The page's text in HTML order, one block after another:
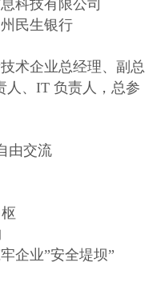
科技有限公司
民生银行
术企业总经理、副总
人、IT 负责人，总参
由交流
企业”安全堤坝”